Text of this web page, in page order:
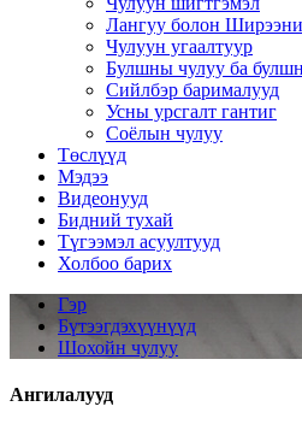
Лангуу болон
Чулуун угаалтуур
Булшны чулуу ба
Сийлбэр барималууд
Усны урсгалт гантиг
Соёлын чулуу
Төслүүд
Мэдээ
Видеонууд
Бидний тухай
Түгээмэл асуултууд
Холбоо барих
Гэр
Бүтээгдэхүүнүүд
Шохойн чулуу
Ангилалууд